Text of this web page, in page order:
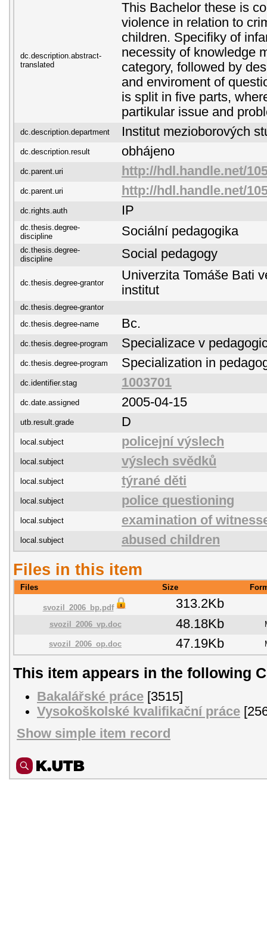
dc.description.abstract-
translated
This Bachelor these is
violence in relation to
children. Specifiky of
necessity of knowledge
category, followed by
and enviroment of
is split in five parts,
partikular issue and
dc.description.department Institut mezioborových
dc.description.result obhájeno
dc.parent.uri http://hdl.handle.net/
dc.parent.uri http://hdl.handle.net/
dc.rights.auth IP
dc.thesis.degree-
discipline
Sociální pedagogika
dc.thesis.degree-
discipline
Social pedagogy
dc.thesis.degree-grantor
Univerzita Tomáše Bati
institut
dc.thesis.degree-grantor
dc.thesis.degree-name
Bc.
dc.thesis.degree-program Specializace v
dc.thesis.degree-program Specialization in
dc.identifier.stag 1003701
dc.date.assigned 2005-04-15
utb.result.grade D
local.subject policejní výslech
local.subject výslech svědků
local.subject týrané děti
local.subject police questioning
local.subject examination of
local.subject abused children
Files in this item
Files Size
svozil_2006_bp.pdf 313.2Kb
svozil_2006_vp.doc 48.18Kb
svozil_2006_op.doc 47.19Kb
This item appears in the following
Bakalářské práce [3515]
Vysokoškolské kvalifikační práce
Show simple item record